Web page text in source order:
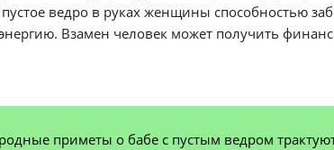
ведро в руках женщины способностью
Взамен человек может получить
приметы о бабе с пустым ведром